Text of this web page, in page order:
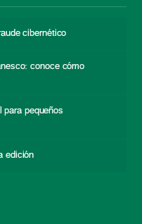
cibernético
conoce cómo
para pequeños
edición